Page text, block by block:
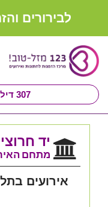
לבירורים
307
ספקים לחתונה מומלצים
קבלו ייעוץ בחינם
יד חרוצים
מתחם
אירועים בתל